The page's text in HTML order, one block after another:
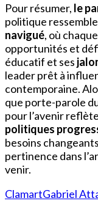
Pour résumer, le
politique
navigué, où
opportunités et
éducatif et ses
leader prêt à
contemporaine.
que porte-parole
pour l’avenir
politiques
besoins
pertinence dans
venir.
ClamartGabriel